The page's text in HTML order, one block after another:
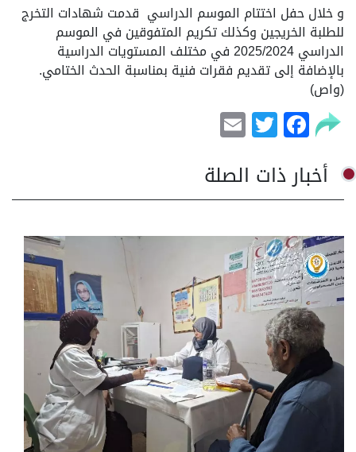
و خلال حفل اختتام الموسم الدراسي قدمت شهادات التخرج
للطلبة الخريجين وكذلك تكريم المتفوقين في الموسم
الدراسي 2025/2024 في مختلف المستويات الدراسية
بالإضافة إلى تقديم فقرات فنية بمناسبة الحدث الختامي.
(واص)
Facebook
Twitter
أخبار ذات الصلة